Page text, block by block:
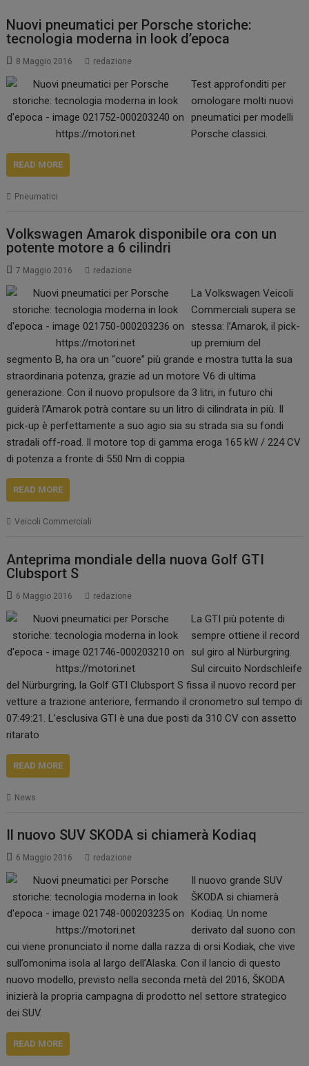
Nuovi pneumatici per Porsche storiche:
tecnologia moderna in look d’epoca
8 Maggio 2016 redazione
Test approfonditi per
omologare molti nuovi
pneumatici per modelli
Porsche classici.
READ MORE
Pneumatici
Volkswagen Amarok disponibile ora con un
potente motore a 6 cilindri
7 Maggio 2016 redazione
La Volkswagen Veicoli
Commerciali supera se
stessa: l’Amarok, il pick-
up premium del
segmento B, ha ora un “cuore” più grande e mostra tutta la sua
straordinaria potenza, grazie ad un motore V6 di ultima
generazione. Con il nuovo propulsore da 3 litri, in futuro chi
guiderà l’Amarok potrà contare su un litro di cilindrata in più. Il
pick-up è perfettamente a suo agio sia su strada sia su fondi
stradali off-road. Il motore top di gamma eroga 165 kW / 224 CV
di potenza a fronte di 550 Nm di coppia.
READ MORE
Veicoli Commerciali
Anteprima mondiale della nuova Golf GTI
Clubsport S
6 Maggio 2016 redazione
La GTI più potente di
sempre ottiene il record
sul giro al Nürburgring.
Sul circuito Nordschleife
del Nürburgring, la Golf GTI Clubsport S fissa il nuovo record per
vetture a trazione anteriore, fermando il cronometro sul tempo di
07:49:21. L’esclusiva GTI è una due posti da 310 CV con assetto
ritarato
READ MORE
News
Il nuovo SUV SKODA si chiamerà Kodiaq
6 Maggio 2016 redazione
Il nuovo grande SUV
ŠKODA si chiamerà
Kodiaq. Un nome
derivato dal suono con
cui viene pronunciato il nome dalla razza di orsi Kodiak, che vive
sull’omonima isola al largo dell’Alaska. Con il lancio di questo
nuovo modello, previsto nella seconda metà del 2016, ŠKODA
inizierà la propria campagna di prodotto nel settore strategico
dei SUV.
READ MORE